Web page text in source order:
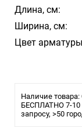
Длина, см:
Ширина, см:
Цвет
Наличие
БЕСПЛАТНО 7-10
запросу, >50